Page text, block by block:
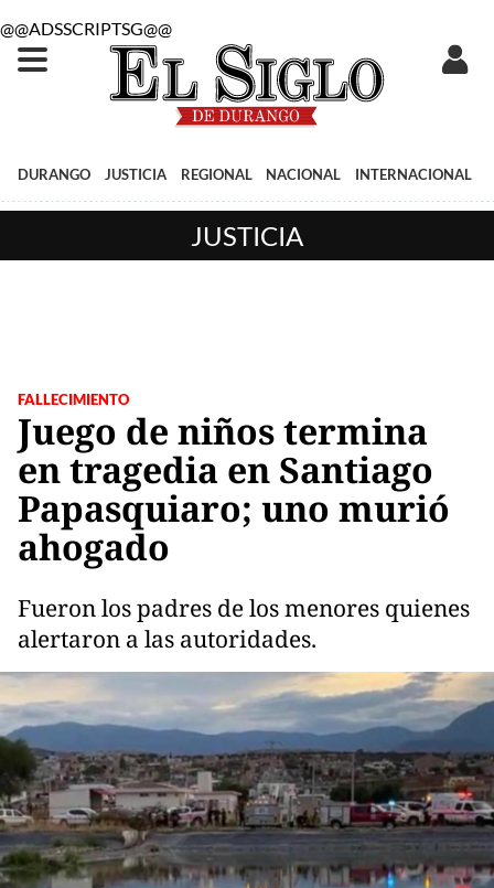
@@ADSSCRIPTSG@@
DURANGO JUSTICIA REGIONAL NACIONAL INTERNACIONAL
JUSTICIA
FALLECIMIENTO
Juego de niños termina
en tragedia en Santiago
Papasquiaro; uno murió
ahogado
Fueron los padres de los menores quienes
alertaron a las autoridades.